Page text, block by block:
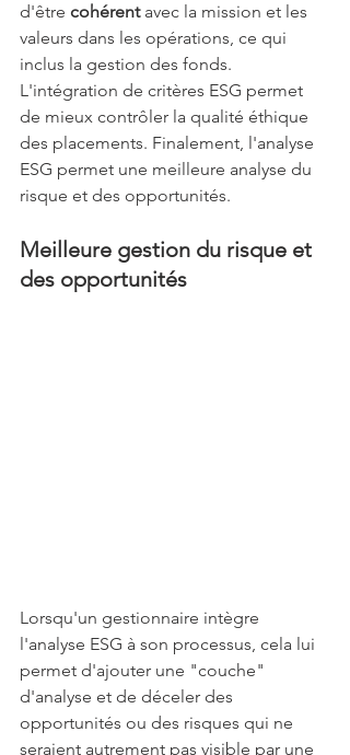
d'être cohérent avec la mission et les
valeurs dans les opérations, ce qui
inclus la gestion des fonds.
L'intégration de critères ESG permet
de mieux contrôler la qualité éthique
des placements. Finalement, l'analyse
ESG permet une meilleure analyse du
risque et des opportunités.
Meilleure gestion du risque et
des opportunités
Lorsqu'un gestionnaire intègre
l'analyse ESG à son processus, cela lui
permet d'ajouter une "couche"
d'analyse et de déceler des
opportunités ou des risques qui ne
seraient autrement pas visible par une